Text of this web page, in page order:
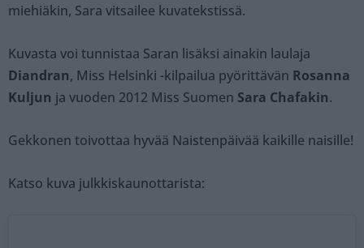
miehiäkin, Sara vitsailee kuvatekstissä.
Kuvasta voi tunnistaa Saran lisäksi ainakin laulaja
Diandran, Miss Helsinki -kilpailua pyörittävän Rosanna
Kuljun ja vuoden 2012 Miss Suomen Sara Chafakin.
Gekkonen toivottaa hyvää Naistenpäivää kaikille naisille!
Katso kuva julkkiskaunottarista: